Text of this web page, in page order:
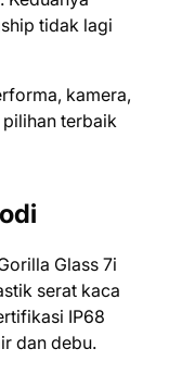
tidak lagi
kamera,
pilihan terbaik
Glass 7i
serat kaca
IP68
dan debu.